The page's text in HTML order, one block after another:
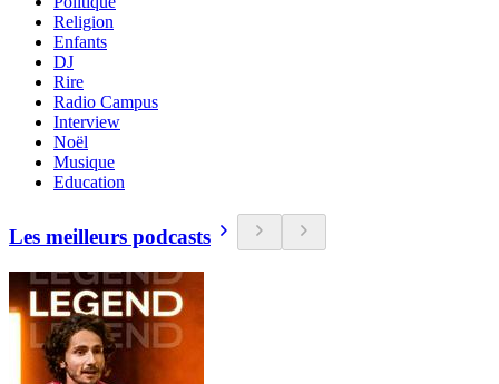
Religion
Enfants
DJ
Rire
Radio Campus
Interview
Noël
Musique
Education
Les meilleurs podcasts